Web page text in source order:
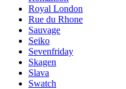
Royal London
Rue du Rhone
Sauvage
Seiko
Sevenfriday
Skagen
Slava
Swatch